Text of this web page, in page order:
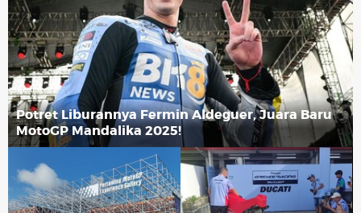
Potret Liburannya Fermin Aldeguer, Juara Baru
MotoGP Mandalika 2025!